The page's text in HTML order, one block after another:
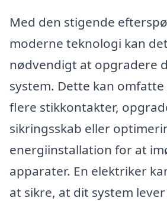
Med den stigende
moderne teknologi kan
nødvendigt at opgradere
system. Dette kan
flere stikkontakter,
sikringsskab eller
energiinstallation for at
apparater. En elektriker
at sikre, at dit system